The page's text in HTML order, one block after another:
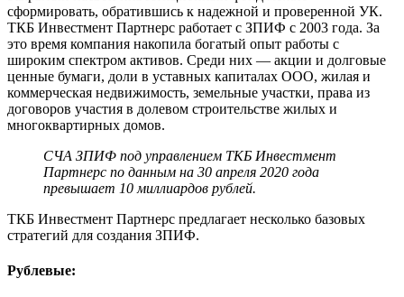
сформировать, обратившись к надежной и проверенной УК.
ТКБ Инвестмент Партнерс работает с ЗПИФ с 2003 года. За
это время компания накопила богатый опыт работы с
широким спектром активов. Среди них — акции и долговые
ценные бумаги, доли в уставных капиталах ООО, жилая и
коммерческая недвижимость, земельные участки, права из
договоров участия в долевом строительстве жилых и
многоквартирных домов.
СЧА ЗПИФ под управлением ТКБ Инвестмент
Партнерс по данным на 30 апреля 2020 года
превышает 10 миллиардов рублей.
ТКБ Инвестмент Партнерс предлагает несколько базовых
стратегий для создания ЗПИФ.
Рублевые: